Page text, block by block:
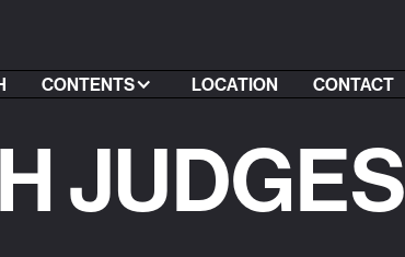
CONTENTS LOCATION CONTACT
JUDGES